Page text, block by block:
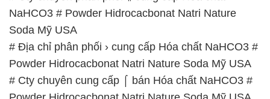
# Cty chuyên cung cấp ⌠ bán Hóa chất NaHCO3 #
Powder Hidrocacbonat Natri Nature Soda Mỹ USA
# Địa chỉ chuyên cung cấp Σ kinh doanh Hóa chất
NaHCO3 # Powder Hidrocacbonat Natri Nature
Soda Mỹ USA
# Địa chỉ chuyên phân phối • bán Hóa chất NaHCO3